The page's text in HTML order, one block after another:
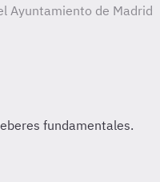
Ayuntamiento de Madrid